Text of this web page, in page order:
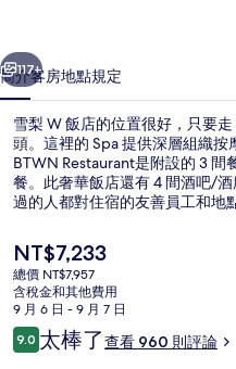
片
集
個 下一個
117+
簡介客房地點規定
雪梨 W 飯店的位置很好，只要
頭。這裡的 Spa 提供深層組織按
BTWN Restaurant是附設的 3
餐。此奢華飯店還有 4 間酒吧/
過的人都對住宿的友善員工和地
8 分鐘。
目
前
的
價
格
是
NT$7,233
總價 NT$7,957
含稅金和其他費用
9 月 6 日 - 9 月 7 日
評
論
9.09.0 分，滿分 10 分，
太棒了查看 960 則評論